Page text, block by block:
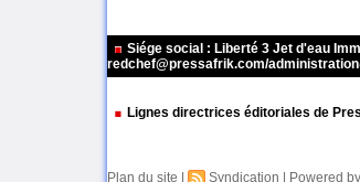
Siége social : Liberté 3 Jet d'eau
redchef@pressafrik.com/
Lignes directrices éditoriales de
Plan du site Syndication Powered